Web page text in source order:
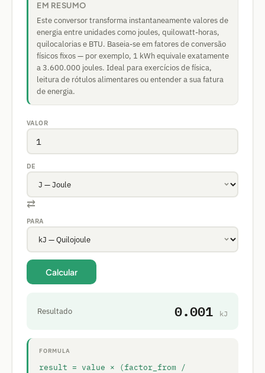
EM RESUMO
Este conversor transforma instantaneamente valores de
energia entre unidades como joules, quilowatt-horas,
quilocalorias e BTU. Baseia-se em fatores de conversão
físicos fixos — por exemplo, 1 kWh equivale exatamente
a 3.600.000 joules. Ideal para exercícios de física,
leitura de rótulos alimentares ou entender a sua fatura
de energia.
VALOR
DE
⇄
PARA
Calcular
Resultado 0.001 kJ
FORMULA
result = value × (factor_from /